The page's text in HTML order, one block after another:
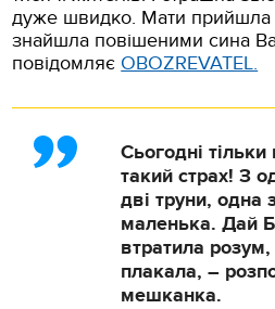
дуже швидко. Мати прийшла
знайшла повішеними сина
повідомляє OBOZREVATEL.
Сьогодні
такий страх! З
дві труни, одна
маленька. Дай
втратила
плакала, –
мешканка.